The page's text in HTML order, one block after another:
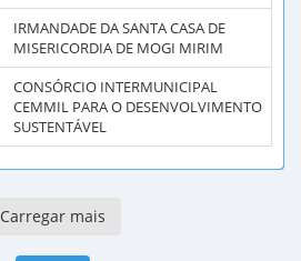
IRMANDADE DA SANTA CASA DE
MISERICORDIA DE MOGI MIRIM
CONSÓRCIO INTERMUNICIPAL
CEMMIL PARA O DESENVOLVIMENTO
SUSTENTÁVEL
Carregar mais